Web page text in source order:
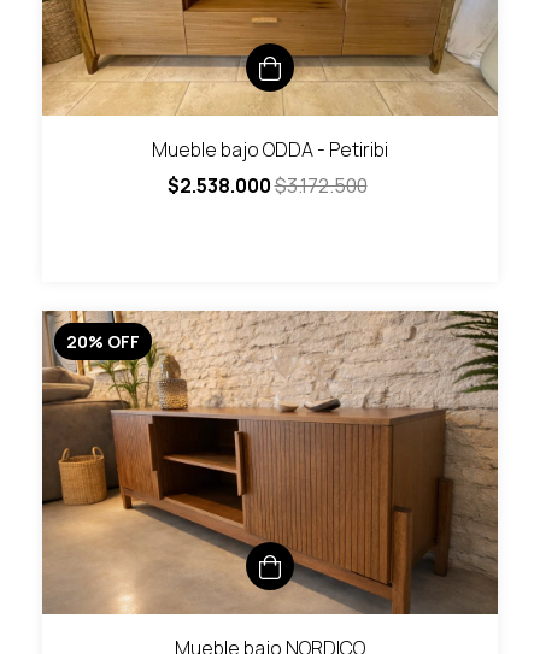
Mueble bajo ODDA - Petiribi
$2.538.000$3.172.500
20% OFF
Mueble bajo NORDICO